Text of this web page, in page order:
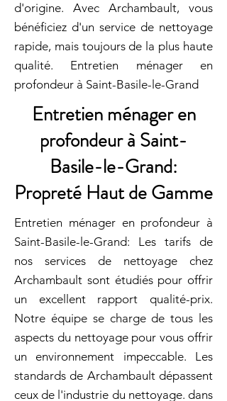
d'origine. Avec Archambault, vous
bénéficiez d'un service de nettoyage
rapide, mais toujours de la plus haute
qualité. Entretien ménager en
profondeur à Saint-Basile-le-Grand
Entretien ménager en
profondeur à Saint-
Basile-le-Grand:
Propreté Haut de Gamme
Entretien ménager en profondeur à
Saint-Basile-le-Grand: Les tarifs de
nos services de nettoyage chez
Archambault sont étudiés pour offrir
un excellent rapport qualité-prix.
Notre équipe se charge de tous les
aspects du nettoyage pour vous offrir
un environnement impeccable. Les
standards de Archambault dépassent
ceux de l'industrie du nettoyage. dans